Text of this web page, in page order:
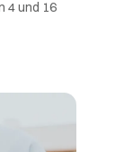
4 und 16